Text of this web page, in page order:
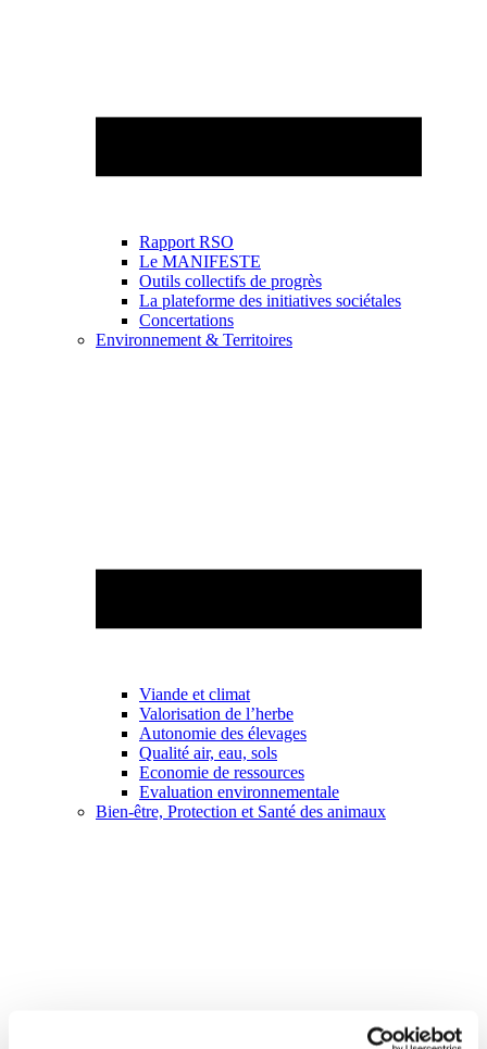
Rapport RSO
Le MANIFESTE
Outils collectifs de progrès
La plateforme des initiatives sociétales
Concertations
Environnement & Territoires
Viande et climat
Valorisation de l’herbe
Autonomie des élevages
Qualité air, eau, sols
Economie de ressources
Evaluation environnementale
Bien-être, Protection et Santé des animaux